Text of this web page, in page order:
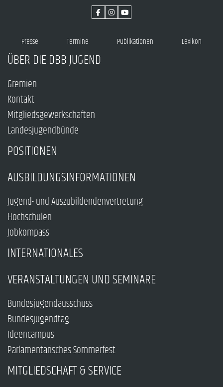
Presse Termine Publikationen Lexikon
ÜBER DIE DBB JUGEND
Gremien
Kontakt
Mitgliedsgewerkschaften
Landesjugendbünde
POSITIONEN
AUSBILDUNGSINFORMATIONEN
Jugend- und Auszubildendenvertretung
Hochschulen
Jobkompass
INTERNATIONALES
VERANSTALTUNGEN UND SEMINARE
Bundesjugendausschuss
Bundesjugendtag
Ideencampus
Parlamentarisches Sommerfest
MITGLIEDSCHAFT & SERVICE